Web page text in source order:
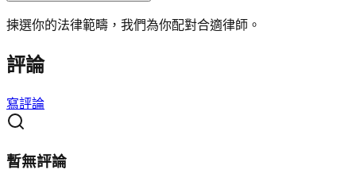
揀選你的法律範疇，我們為你配對合適律師。
評論
寫評論
暫無評論